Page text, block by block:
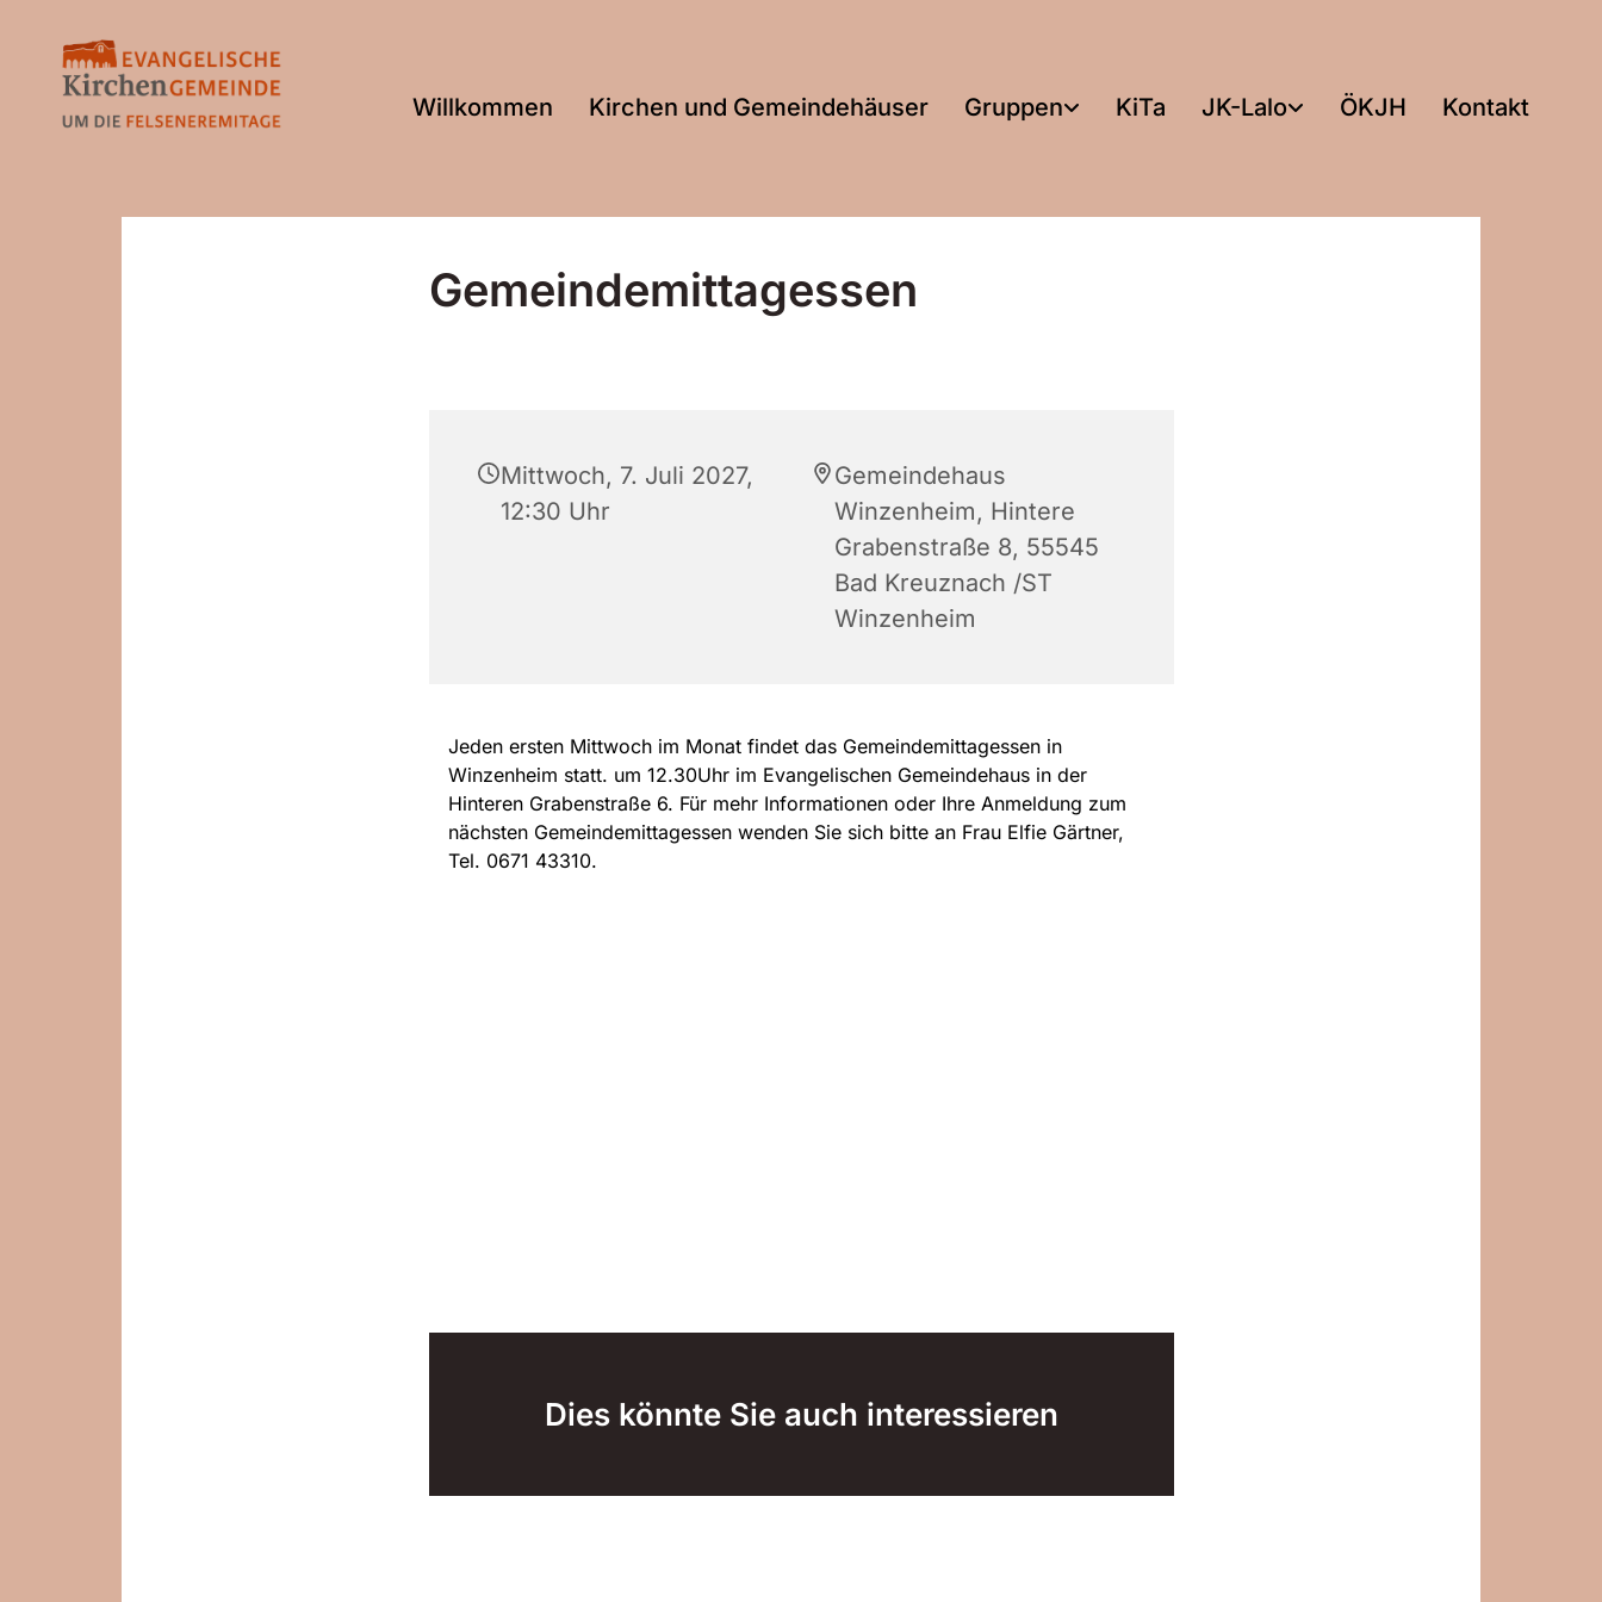
Willkommen Kirchen und Gemeindehäuser Gruppen KiTa JK-Lalo ÖKJH Kontakt
Gemeindemittagessen
Mittwoch, 7. Juli 2027,
12:30 Uhr
Gemeindehaus
Winzenheim, Hintere
Grabenstraße 8, 55545
Bad Kreuznach /ST
Winzenheim
Jeden ersten Mittwoch im Monat findet das Gemeindemittagessen in
Winzenheim statt. um 12.30Uhr im Evangelischen Gemeindehaus in der
Hinteren Grabenstraße 6. Für mehr Informationen oder Ihre Anmeldung zum
nächsten Gemeindemittagessen wenden Sie sich bitte an Frau Elfie Gärtner,
Tel. 0671 43310.
Dies könnte Sie auch interessieren